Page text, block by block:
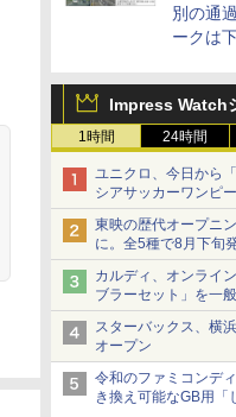
別の通
ークは
Impress Watch
1時間 24時間
ユニクロ、今日から
シアサッカーワンピ
ショーツは1990円に
東映の歴代オープニ
に。全5種で8月下旬
カルディ、オンライ
ブラーセット」を一
当選無効分
スターバックス、横
オープン
令和のファミコンデ
き換え可能なGB用「